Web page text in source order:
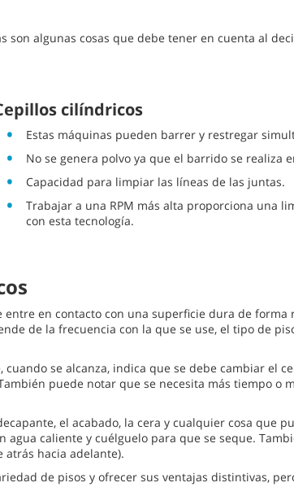
algunas cosas que debe tener en cuenta al
cilíndricos
Estas máquinas pueden barrer y restregar
No se genera polvo ya que el barrido se realiza
Capacidad para limpiar las líneas de las juntas.
Trabajar a una RPM más alta proporciona una
con esta tecnología.
en contacto con una superficie dura de forma
de la frecuencia con la que se use, el tipo de
se alcanza, indica que se debe cambiar el
puede notar que se necesita más tiempo o
el acabado, la cera y cualquier cosa que
caliente y cuélguelo para que se seque.
hacia adelante).
de pisos y ofrecer sus ventajas distintivas,